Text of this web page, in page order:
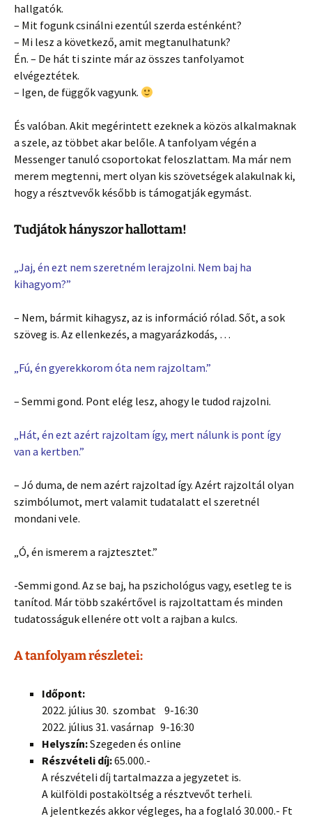
hallgatók.
– Mit fogunk csinálni ezentúl szerda esténként?
– Mi lesz a következő, amit megtanulhatunk?
Én. – De hát ti szinte már az összes tanfolyamot
elvégeztétek.
– Igen, de függők vagyunk.
És valóban. Akit megérintett ezeknek a közös alkalmaknak
a szele, az többet akar belőle. A tanfolyam végén a
Messenger tanuló csoportokat feloszlattam. Ma már nem
merem megtenni, mert olyan kis szövetségek alakulnak ki,
hogy a résztvevők később is támogatják egymást.
Tudjátok hányszor hallottam!
„Jaj, én ezt nem szeretném lerajzolni. Nem baj ha
kihagyom?”
– Nem, bármit kihagysz, az is információ rólad. Sőt, a sok
szöveg is. Az ellenkezés, a magyarázkodás, …
„Fú, én gyerekkorom óta nem rajzoltam.”
– Semmi gond. Pont elég lesz, ahogy le tudod rajzolni.
„Hát, én ezt azért rajzoltam így, mert nálunk is pont így
van a kertben.”
– Jó duma, de nem azért rajzoltad így. Azért rajzoltál olyan
szimbólumot, mert valamit tudatalatt el szeretnél
mondani vele.
„Ó, én ismerem a rajztesztet.”
-Semmi gond. Az se baj, ha pszichológus vagy, esetleg te is
tanítod. Már több szakértővel is rajzoltattam és minden
tudatosságuk ellenére ott volt a rajban a kulcs.
A tanfolyam részletei:
Időpont:
2022. július 30. szombat 9-16:30
2022. július 31. vasárnap 9-16:30
Helyszín:Szegeden és online
Részvételi díj:65.000.-
A részvételi díj tartalmazza a jegyzetet is.
A külföldi postaköltség a résztvevőt terheli.
A jelentkezés akkor végleges, ha a foglaló 30.000.- Ft